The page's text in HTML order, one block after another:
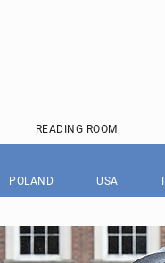
READING ROOM
POLAND USA